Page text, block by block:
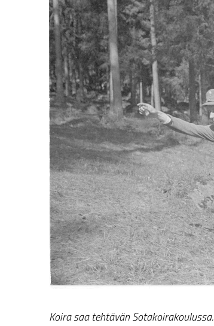
Koira saa tehtävän Sotakoirakoulussa.